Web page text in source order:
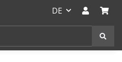
DE